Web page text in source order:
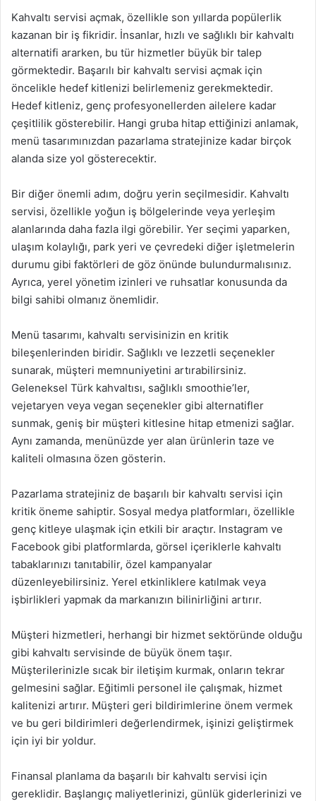
Kahvaltı servisi açmak, özellikle son yıllarda popülerlik
kazanan bir iş fikridir. İnsanlar, hızlı ve sağlıklı bir kahvaltı
alternatifi ararken, bu tür hizmetler büyük bir talep
görmektedir. Başarılı bir kahvaltı servisi açmak için
öncelikle hedef kitlenizi belirlemeniz gerekmektedir.
Hedef kitleniz, genç profesyonellerden ailelere kadar
çeşitlilik gösterebilir. Hangi gruba hitap ettiğinizi anlamak,
menü tasarımınızdan pazarlama stratejinize kadar birçok
alanda size yol gösterecektir.
Bir diğer önemli adım, doğru yerin seçilmesidir. Kahvaltı
servisi, özellikle yoğun iş bölgelerinde veya yerleşim
alanlarında daha fazla ilgi görebilir. Yer seçimi yaparken,
ulaşım kolaylığı, park yeri ve çevredeki diğer işletmelerin
durumu gibi faktörleri de göz önünde bulundurmalısınız.
Ayrıca, yerel yönetim izinleri ve ruhsatlar konusunda da
bilgi sahibi olmanız önemlidir.
Menü tasarımı, kahvaltı servisinizin en kritik
bileşenlerinden biridir. Sağlıklı ve lezzetli seçenekler
sunarak, müşteri memnuniyetini artırabilirsiniz.
Geleneksel Türk kahvaltısı, sağlıklı smoothie’ler,
vejetaryen veya vegan seçenekler gibi alternatifler
sunmak, geniş bir müşteri kitlesine hitap etmenizi sağlar.
Aynı zamanda, menünüzde yer alan ürünlerin taze ve
kaliteli olmasına özen gösterin.
Pazarlama stratejiniz de başarılı bir kahvaltı servisi için
kritik öneme sahiptir. Sosyal medya platformları, özellikle
genç kitleye ulaşmak için etkili bir araçtır. Instagram ve
Facebook gibi platformlarda, görsel içeriklerle kahvaltı
tabaklarınızı tanıtabilir, özel kampanyalar
düzenleyebilirsiniz. Yerel etkinliklere katılmak veya
işbirlikleri yapmak da markanızın bilinirliğini artırır.
Müşteri hizmetleri, herhangi bir hizmet sektöründe olduğu
gibi kahvaltı servisinde de büyük önem taşır.
Müşterilerinizle sıcak bir iletişim kurmak, onların tekrar
gelmesini sağlar. Eğitimli personel ile çalışmak, hizmet
kalitenizi artırır. Müşteri geri bildirimlerine önem vermek
ve bu geri bildirimleri değerlendirmek, işinizi geliştirmek
için iyi bir yoldur.
Finansal planlama da başarılı bir kahvaltı servisi için
gereklidir. Başlangıç maliyetlerinizi, günlük giderlerinizi ve